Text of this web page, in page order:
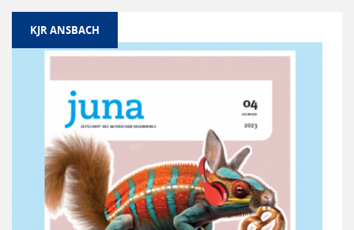
KJR ANSBACH